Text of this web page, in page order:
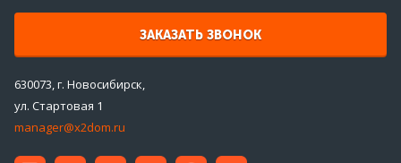
ЗАКАЗАТЬ ЗВОНОК
630073, г. Новосибирск,
ул. Стартовая 1
manager@x2dom.ru